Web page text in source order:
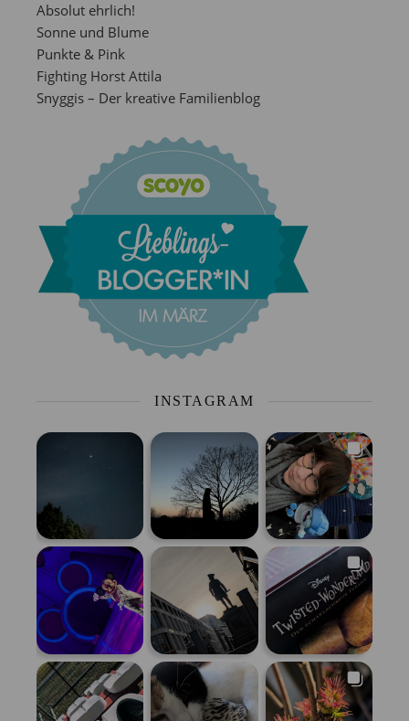
Absolut ehrlich!
Sonne und Blume
Punkte & Pink
Fighting Horst Attila
Snyggis – Der kreative Familienblog
INSTAGRAM